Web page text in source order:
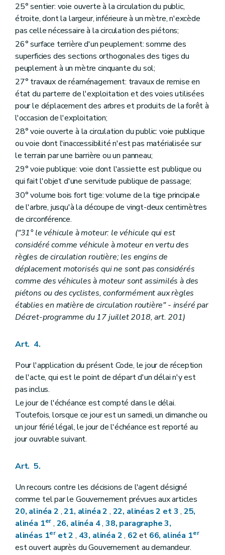
25° sentier: voie ouverte à la circulation du public,
étroite, dont la largeur, inférieure à un mètre, n'excède
pas celle nécessaire à la circulation des piétons;
26° surface terrière d'un peuplement: somme des
superficies des sections orthogonales des tiges du
peuplement à un mètre cinquante du sol;
27° travaux de réaménagement: travaux de remise en
état du parterre de l'exploitation et des voies utilisées
pour le déplacement des arbres et produits de la forêt à
l'occasion de l'exploitation;
28° voie ouverte à la circulation du public: voie publique
ou voie dont l'inaccessibilité n'est pas matérialisée sur
le terrain par une barrière ou un panneau;
29° voie publique: voie dont l'assiette est publique ou
qui fait l'objet d'une servitude publique de passage;
30° volume bois fort tige: volume de la tige principale
de l'arbre, jusqu'à la découpe de vingt-deux centimètres
de circonférence.
("31° le véhicule à moteur: le véhicule qui est
considéré comme véhicule à moteur en vertu des
règles de circulation routière; les engins de
déplacement motorisés qui ne sont pas considérés
comme des véhicules à moteur sont assimilés à des
piétons ou des cyclistes, conformément aux règles
établies en matière de circulation routière" - inséré par
Décret-programme du 17 juillet 2018, art. 201)
Art. 4.
Pour l'application du présent Code, le jour de réception
de l'acte, qui est le point de départ d'un délai n'y est
pas inclus.
Le jour de l'échéance est compté dans le délai.
Toutefois, lorsque ce jour est un samedi, un dimanche ou
un jour férié légal, le jour de l'échéance est reporté au
jour ouvrable suivant.
Art. 5.
Un recours contre les décisions de l'agent désigné
comme tel par le Gouvernement prévues aux articles
20, alinéa 2 ,21, alinéa 2 , 22, alinéas 2 et 3 , 25,
alinéa 1er , 26, alinéa 4, 38, paragraphe 3,
alinéas 1er et 2 , 43, alinéa 2, 62et 66, alinéa 1er
est ouvert auprès du Gouvernement au demandeur.